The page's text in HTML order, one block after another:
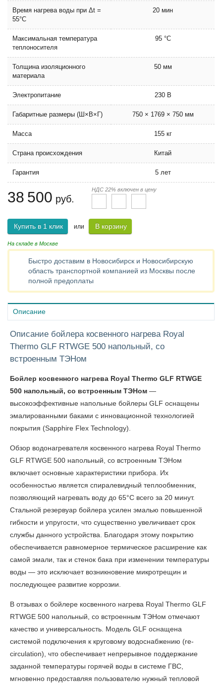
Время нагрева воды при Δt =
55°С
20 мин
Максимальная температура
теплоносителя
95 °C
Толщина изоляционного
материала
50 мм
Электропитание 230 В
Габаритные размеры (Ш×В×Г) 750 × 1769 × 750 мм
Масса 155 кг
Страна происхождения Китай
Гарантия 5 лет
38 500 руб.
НДС 22% включен в цену
Купить в 1 клик или В корзину
На складе в Москве
Быстро доставим в Новосибирск и Новосибирскую
область транспортной компанией из Москвы после
полной предоплаты
Описание
Описание бойлера косвенного нагрева Royal
Thermo GLF RTWGE 500 напольный, со
встроенным ТЭНом
Бойлер косвенного нагрева Royal Thermo GLF RTWGE
500 напольный, со встроенным ТЭНом —
высокоэффективные напольные бойлеры GLF оснащены
эмалированными баками с инновационной технологией
покрытия (Sapphire Flex Technology).
Обзор водонагревателя косвенного нагрева Royal Thermo
GLF RTWGE 500 напольный, со встроенным ТЭНом
включает основные характеристики прибора. Их
особенностью является спиралевидный теплообменник,
позволяющий нагревать воду до 65°C всего за 20 минут.
Стальной резервуар бойлера усилен эмалью повышенной
гибкости и упругости, что существенно увеличивает срок
службы данного устройства. Благодаря этому покрытию
обеспечивается равномерное термическое расширение как
самой эмали, так и стенок бака при изменении температуры
воды — это исключает возникновение микротрещин и
последующее развитие коррозии.
В отзывах о бойлере косвенного нагрева Royal Thermo GLF
RTWGE 500 напольный, со встроенным ТЭНом отмечают
качество и универсальность. Модель GLF оснащена
системой подключения к круговому водоснабжению (re-
circulation), что обеспечивает непрерывное поддержание
заданной температуры горячей воды в системе ГВС,
мгновенно предоставляя пользователю нужный тепловой